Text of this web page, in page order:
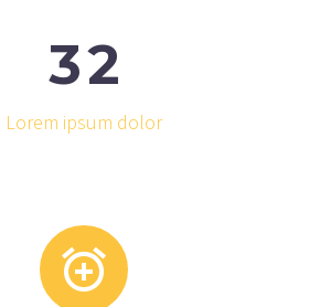
32
Lorem ipsum dolor

